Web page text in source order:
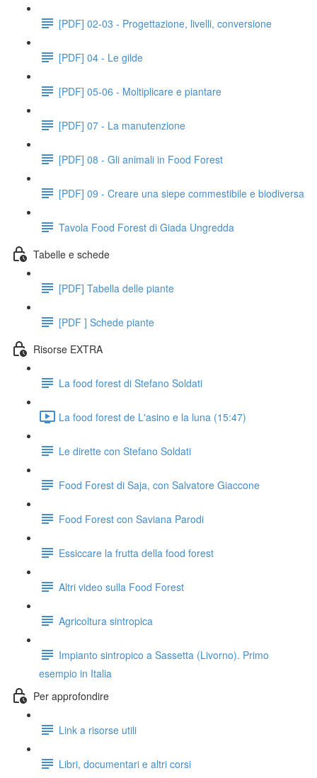
[PDF] 02-03 - Progettazione, livelli, conversione
[PDF] 04 - Le gilde
[PDF] 05-06 - Moltiplicare e piantare
[PDF] 07 - La manutenzione
[PDF] 08 - Gli animali in Food Forest
[PDF] 09 - Creare una siepe commestibile e biodiversa
Tavola Food Forest di Giada Ungredda
Tabelle e schede
[PDF] Tabella delle piante
[PDF ] Schede piante
Risorse EXTRA
La food forest di Stefano Soldati
La food forest de L'asino e la luna (15:47)
Le dirette con Stefano Soldati
Food Forest di Saja, con Salvatore Giaccone
Food Forest con Saviana Parodi
Essiccare la frutta della food forest
Altri video sulla Food Forest
Agricoltura sintropica
Impianto sintropico a Sassetta (Livorno). Primo
esempio in Italia
Per approfondire
Link a risorse utili
Libri, documentari e altri corsi